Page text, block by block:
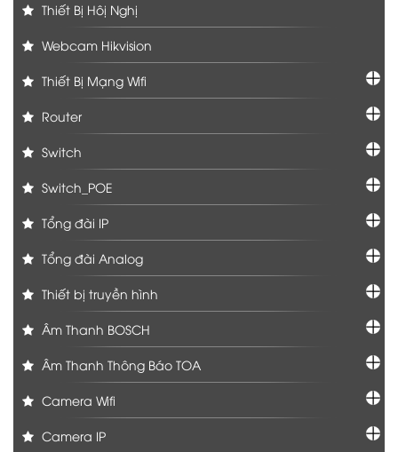
Thiết Bị Hôị Nghị
Webcam Hikvision
Thiết Bị Mạng Wifi
Router
Switch
Switch_POE
Tổng đài IP
Tổng đài Analog
Thiết bị truyền hình
Âm Thanh BOSCH
Âm Thanh Thông Báo TOA
Camera Wifi
Camera IP